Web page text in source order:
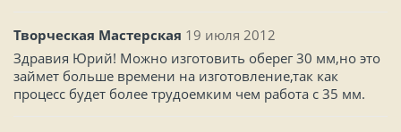
Творческая Мастерская 19 июля 2012
Здравия Юрий! Можно изготовить оберег 30 мм,но это
займет больше времени на изготовление,так как
процесс будет более трудоемким чем работа с 35 мм.